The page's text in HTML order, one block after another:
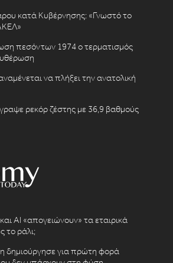
κατά Κυβέρνησης: «Γνωστό το
πεσόντων 1974 ο τερματισμός
να πλήξει την ανατολική
ρεκόρ ζέστης με 36,9 βαθμούς
AI «απογειώνουν» τα εταιρικά
το ράλι;
δημιούργησε για πρώτη φορά